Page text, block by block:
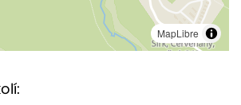
MapLibre